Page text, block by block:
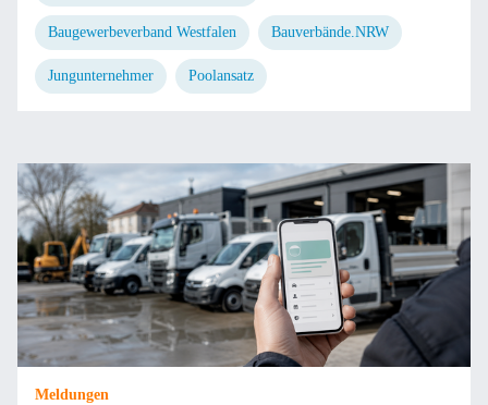
Baugewerbeverband Westfalen Bauverbände.NRW
Jungunternehmer Poolansatz
Meldungen